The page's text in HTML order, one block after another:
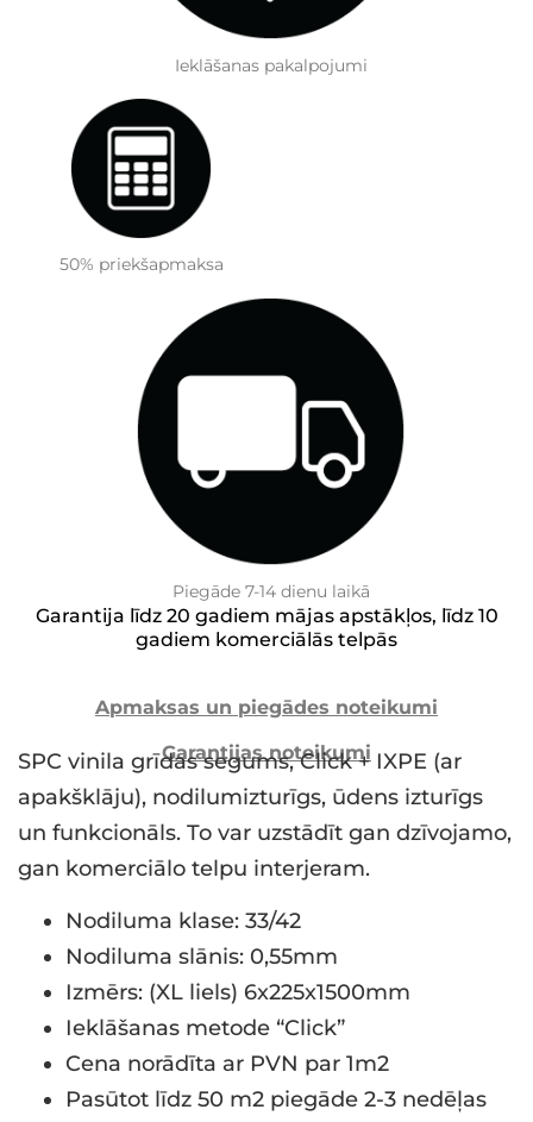
Ieklāšanas pakalpojumi
50% priekšapmaksa
Piegāde 7-14 dienu laikā
Garantija līdz 20 gadiem mājas apstākļos, līdz 10
gadiem komerciālās telpās
Apmaksas un piegādes noteikumi
Garantijas noteikumi
SPC vinila grīdas segums, Click + IXPE (ar
apakšklāju), nodilumizturīgs, ūdens izturīgs
un funkcionāls. To var uzstādīt gan dzīvojamo,
gan komerciālo telpu interjeram.
Nodiluma klase: 33/42
Nodiluma slānis: 0,55mm
Izmērs: (XL liels) 6x225x1500mm
Ieklāšanas metode “Click”
Cena norādīta ar PVN par 1m2
Pasūtot līdz 50 m2 piegāde 2-3 nedēļas